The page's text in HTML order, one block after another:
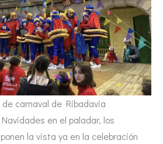
de carnaval de Ribadavia
en el paladar, los
la vista ya en la celebración